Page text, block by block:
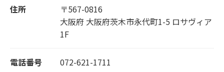
住所
〒567-0816
大阪府 大阪府茨木市永代町1-5 ロサヴィア
1F
電話番号 072-621-1711